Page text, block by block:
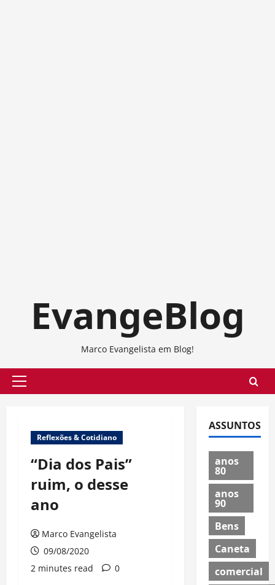
EvangeBlog
Marco Evangelista em Blog!
Primary
Reflexões & Cotidiano
“Dia dos Pais”
ruim, o desse
ano
Marco Evangelista
09/08/2020
2 minutes read
0
ASSUNTOS
anos
80
anos
90
Bens
Caneta
comercial